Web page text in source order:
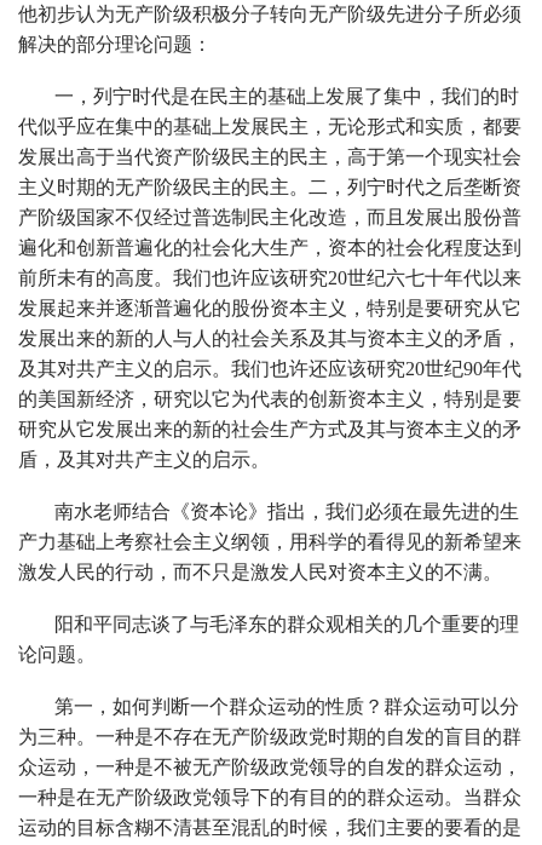
他初步认为无产阶级积极分子转向无产阶级先进分子所必须
解决的部分理论问题：
一，列宁时代是在民主的基础上发展了集中，我们的时
代似乎应在集中的基础上发展民主，无论形式和实质，都要
发展出高于当代资产阶级民主的民主，高于第一个现实社会
主义时期的无产阶级民主的民主。二，列宁时代之后垄断资
产阶级国家不仅经过普选制民主化改造，而且发展出股份普
遍化和创新普遍化的社会化大生产，资本的社会化程度达到
前所未有的高度。我们也许应该研究20世纪六七十年代以来
发展起来并逐渐普遍化的股份资本主义，特别是要研究从它
发展出来的新的人与人的社会关系及其与资本主义的矛盾，
及其对共产主义的启示。我们也许还应该研究20世纪90年代
的美国新经济，研究以它为代表的创新资本主义，特别是要
研究从它发展出来的新的社会生产方式及其与资本主义的矛
盾，及其对共产主义的启示。
南水老师结合《资本论》指出，我们必须在最先进的生
产力基础上考察社会主义纲领，用科学的看得见的新希望来
激发人民的行动，而不只是激发人民对资本主义的不满。
阳和平同志谈了与毛泽东的群众观相关的几个重要的理
论问题。
第一，如何判断一个群众运动的性质？群众运动可以分
为三种。一种是不存在无产阶级政党时期的自发的盲目的群
众运动，一种是不被无产阶级政党领导的自发的群众运动，
一种是在无产阶级政党领导下的有目的的群众运动。当群众
运动的目标含糊不清甚至混乱的时候，我们主要的要看的是